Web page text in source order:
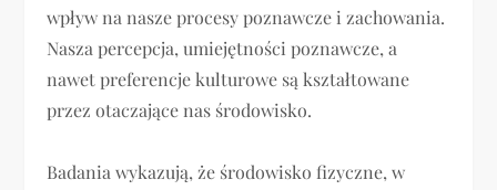
wpływ na nasze procesy poznawcze i zachowania.
Nasza percepcja, umiejętności poznawcze, a
nawet preferencje kulturowe są kształtowane
przez otaczające nas środowisko.
Badania wykazują, że środowisko fizyczne, w